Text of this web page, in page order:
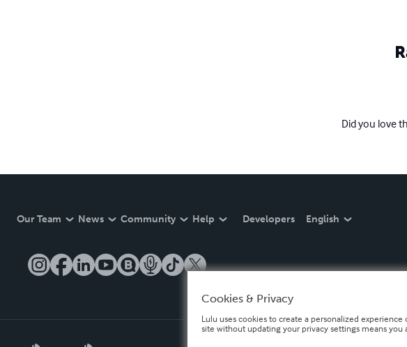
Did you love
Our Team News Community Help Developers English
Cookies & Privacy
Lulu uses cookies to create a personalized
site without updating your privacy settings means you